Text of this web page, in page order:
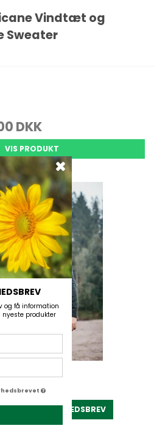
Vindtæt og
Sweater
DKK
VIS PRODUKT
og få information
produkter
TILMELD NYHEDSBREV